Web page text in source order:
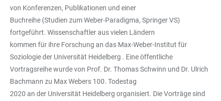
von Konferenzen, Publikationen und einer
Buchreihe (Studien zum Weber-Paradigma, Springer VS)
fortgeführt. Wissenschaftler aus vielen Ländern
kommen für ihre Forschung an das Max-Weber-Institut für
Soziologie der Universität Heidelberg . Eine öffentliche
Vortragsreihe wurde von Prof. Dr. Thomas Schwinn und Dr. Ulrich
Bachmann zu Max Webers 100. Todestag
2020 an der Universität Heidelberg organisiert. Die Vorträge sind